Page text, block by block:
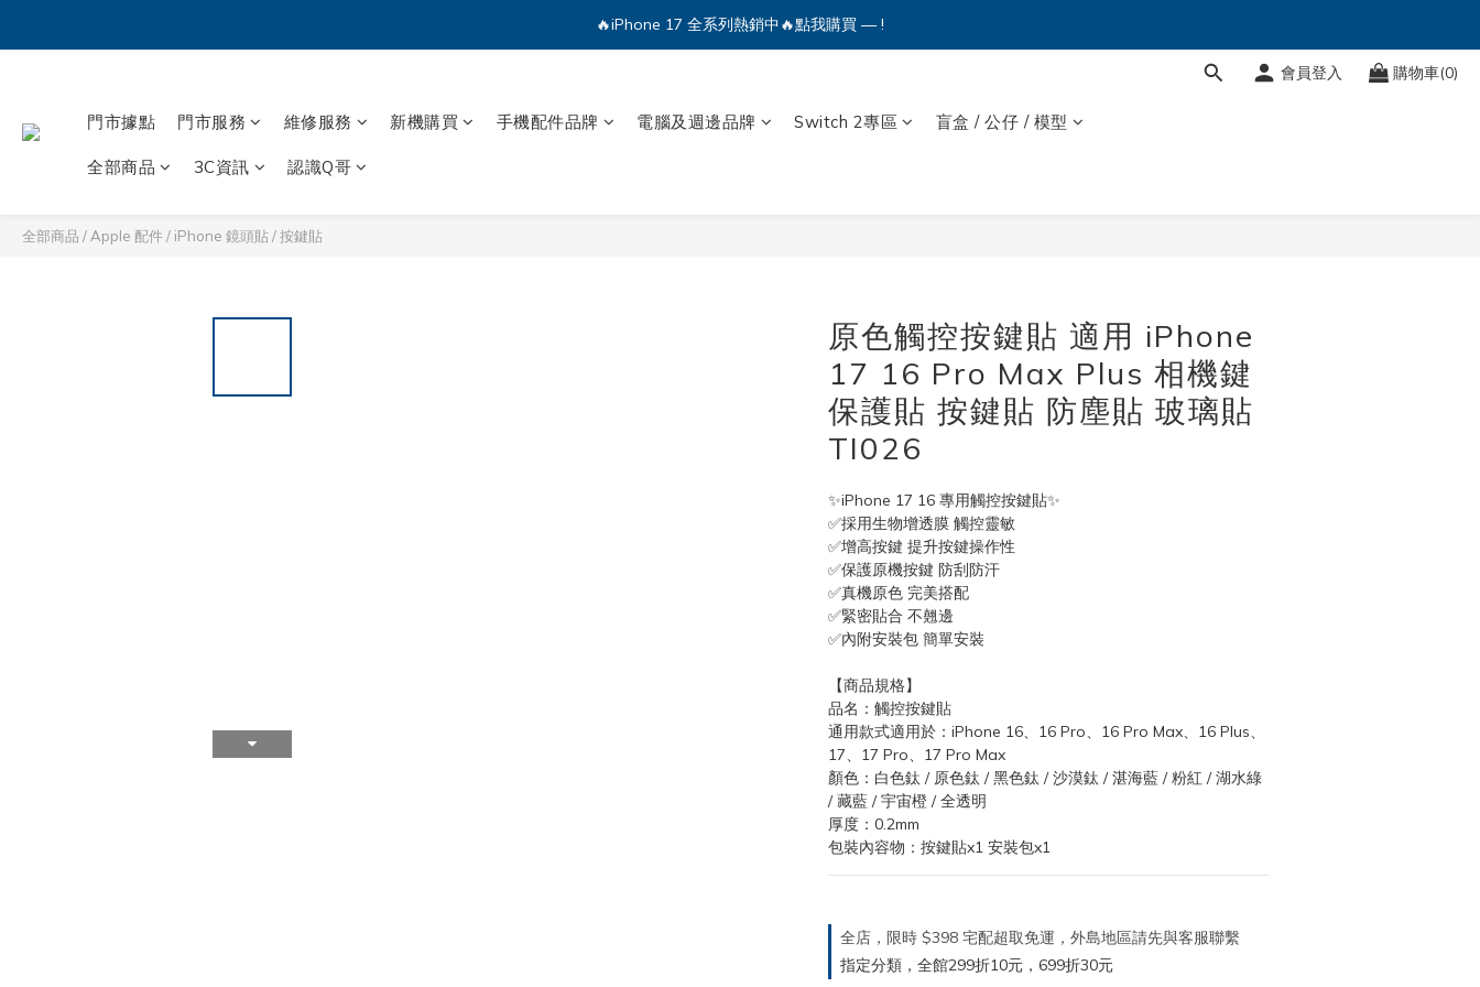
🔥iPhone 17 全系列熱銷中🔥點我購買 — !
💕加入Q哥 Line 新好友領優惠券！🎫
會員登入 購物車(0)
門市據點 門市服務 維修服務 新機購買 手機配件品牌 電腦及週邊品牌 Switch 2專區 盲盒 / 公仔 / 模型
全部商品 3C資訊 認識Q哥
全部商品 / Apple 配件/ iPhone 鏡頭貼 / 按鍵貼
原色觸控按鍵貼 適用 iPhone
17 16 Pro Max Plus 相機鍵
保護貼 按鍵貼 防塵貼 玻璃貼
TI026
✨iPhone 17 16 專用觸控按鍵貼✨
✅採用生物增透膜 觸控靈敏
✅增高按鍵 提升按鍵操作性
✅保護原機按鍵 防刮防汗
✅真機原色 完美搭配
✅緊密貼合 不翹邊
✅內附安裝包 簡單安裝
【商品規格】
品名：觸控按鍵貼
通用款式適用於：iPhone 16、16 Pro、16 Pro Max、16 Plus、
17、17 Pro、17 Pro Max
顏色：白色鈦 / 原色鈦 / 黑色鈦 / 沙漠鈦 / 湛海藍 / 粉紅 / 湖水綠
/ 藏藍 / 宇宙橙 / 全透明
厚度：0.2mm
包裝內容物：按鍵貼x1 安裝包x1
全店，限時 $398 宅配超取免運，外島地區請先與客服聯繫
指定分類，全館299折10元，699折30元